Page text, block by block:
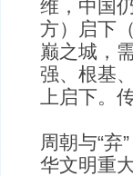
维，中国
方）启下
巅之城，
强、根基
上启下。
周朝与“
华文明重